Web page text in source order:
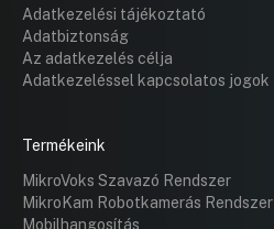
Adatkezelési tájékoztató
Adatbiztonság
Az adatkezelés célja
Adatkezeléssel kapcsolatos jogok
Termékeink
MikroVoks Szavazó Rendszer
MikroKam Robotkamerás Rendszer
Mobilhangosítás